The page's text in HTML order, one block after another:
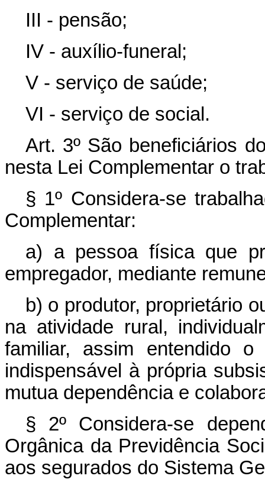
III - pensão;
IV - auxílio-funeral;
V - serviço de saúde;
VI - serviço de social.
Art. 3º São beneficiários
nesta Lei Complementar o
§ 1º Considera-se
Complementar:
a) a pessoa física que
empregador, mediante
b) o produtor, proprietário
na atividade rural,
familiar, assim entendido
indispensável à própria
mutua dependência e
§ 2º Considera-se
Orgânica da Previdência
aos segurados do Sistema